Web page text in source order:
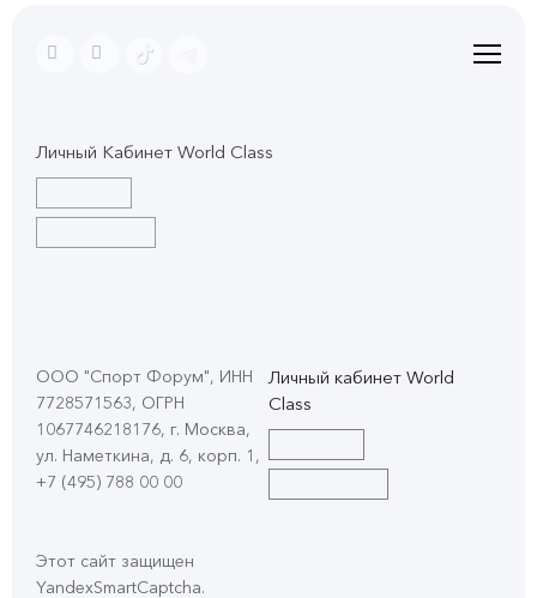
Личный Кабинет World Class
ООО "Спорт Форум", ИНН
7728571563, ОГРН
1067746218176, г. Москва,
ул. Наметкина, д. 6, корп. 1 ,
+7 (495) 788 00 00
Этот сайт защищен
YandexSmartCaptcha.
Личный кабинет World
Class